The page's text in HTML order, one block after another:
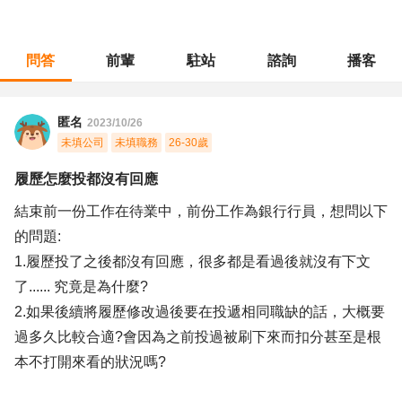
問答 前輩 駐站 諮詢 播客
匿名 2023/10/26
未填公司
未填職務 26-30歲
履歷怎麼投都沒有回應
結束前一份工作在待業中，前份工作為銀行行員，想問以下
的問題:
1.履歷投了之後都沒有回應，很多都是看過後就沒有下文
了...... 究竟是為什麼?
2.如果後續將履歷修改過後要在投遞相同職缺的話，大概要
過多久比較合適?會因為之前投過被刷下來而扣分甚至是根
本不打開來看的狀況嗎?